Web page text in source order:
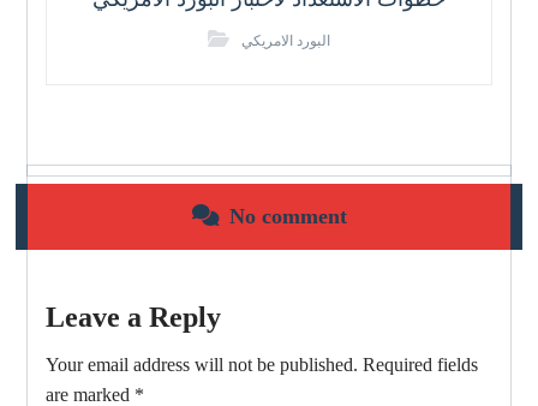
البورد الامريكي
No comment
Leave a Reply
Your email address will not be published. Required fields
are marked *